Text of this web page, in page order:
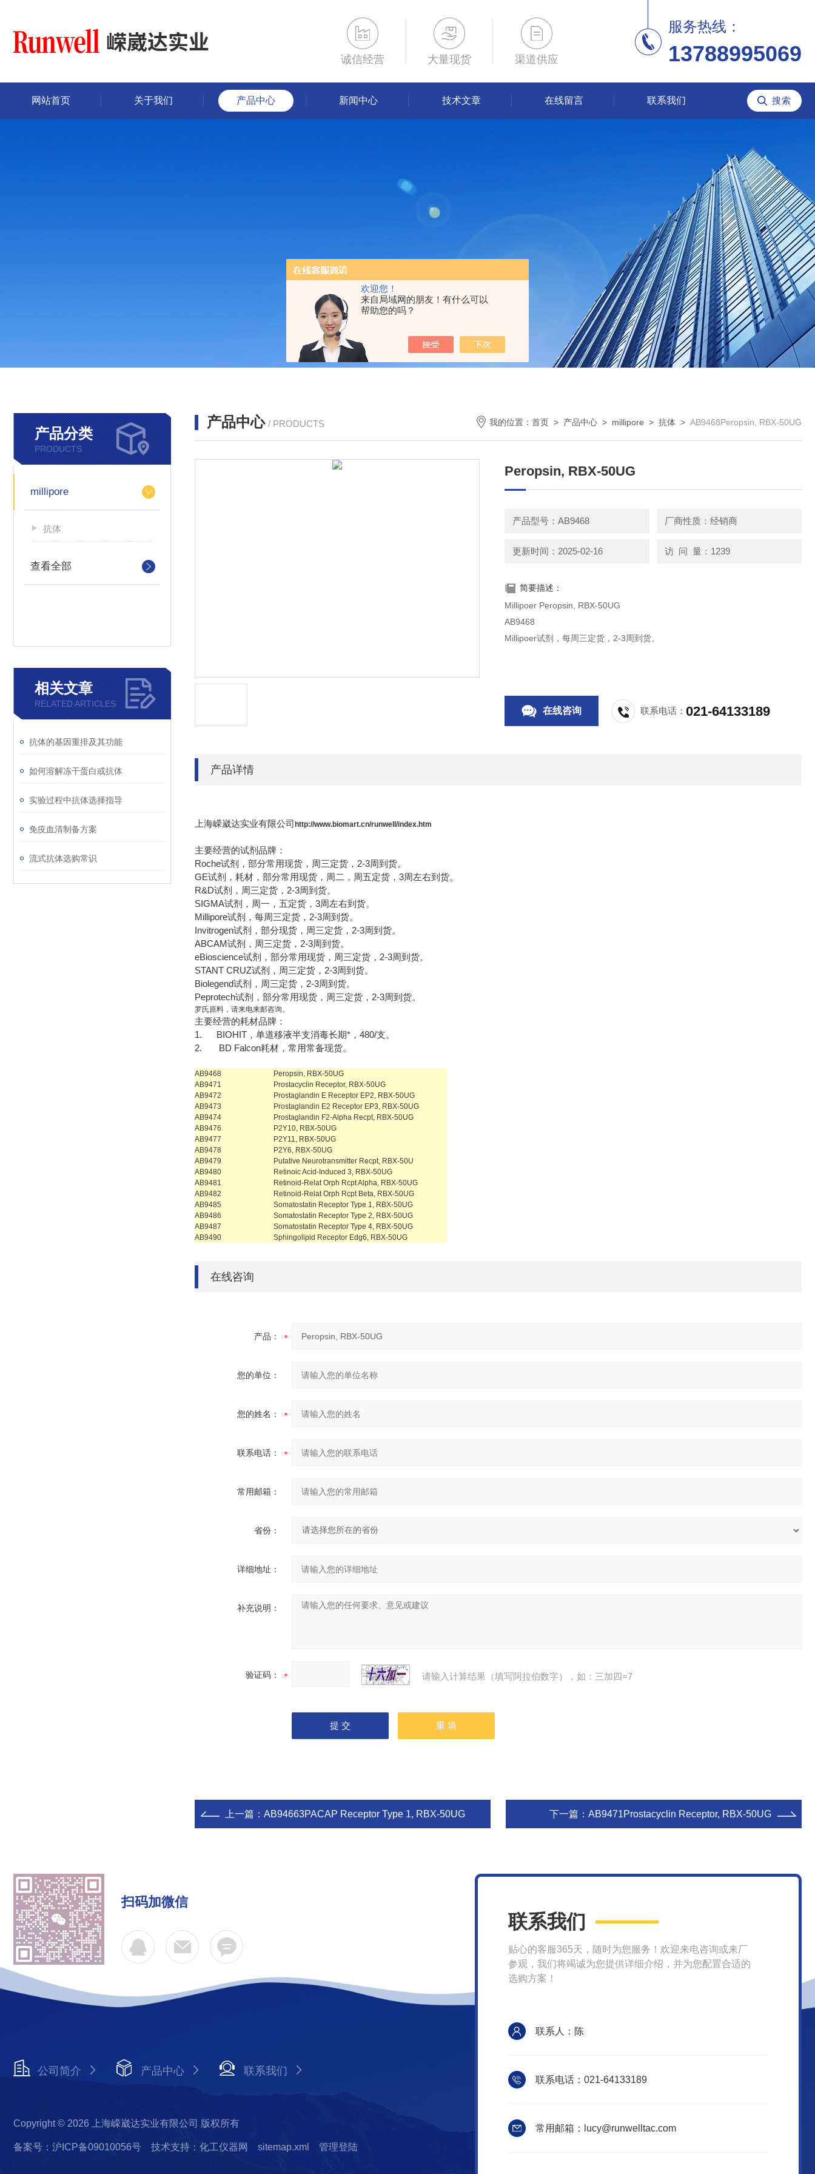
欢迎您！
来自局域网的朋友！有什么可以
帮助您的吗？
诚信经营 大量现货 渠道供应
服务热线：
13788995069
网站首页 关于我们 产品中心 新闻中心 技术文章 在线留言 联系我们
产品分类
PRODUCTS
millipore
抗体
查看全部
相关文章
RELATED ARTICLES
抗体的基因重排及其功能
如何溶解冻干蛋白或抗体
实验过程中抗体选择指导
免疫血清制备方案
流式抗体选购常识
产品中心 / PRODUCTS 我的位置： 首页 > 产品中心 > millipore > 抗体 > AB9468Peropsin, RBX-50UG
Peropsin, RBX-50UG
产品型号：AB9468 厂商性质：经销商
更新时间：2025-02-16 访 问 量：1239
简要描述：
Millipoer Peropsin, RBX-50UG
AB9468
Millipoer试剂，每周三定货，2-3周到货。
在线咨询 联系电话：021-64133189
产品详情
上海嵘崴达实业有限公司 http://www.biomart.cn/runwell/index.htm
主要经营的试剂品牌：
Roche试剂，部分常用现货，周三定货，2-3周到货。
GE试剂，耗材，部分常用现货，周二，周五定货，3周左右到货。
R&D试剂，周三定货，2-3周到货。
SIGMA试剂，周一，五定货，3周左右到货。
Millipore试剂，每周三定货，2-3周到货。
Invitrogen试剂，部分现货，周三定货，2-3周到货。
ABCAM试剂，周三定货，2-3周到货。
eBioscience试剂，部分常用现货，周三定货，2-3周到货。
STANT CRUZ试剂，周三定货，2-3周到货。
Biolegend试剂，周三定货，2-3周到货。
Peprotech试剂，部分常用现货，周三定货，2-3周到货。
罗氏原料，请来电来邮咨询。
主要经营的耗材品牌：
1. BIOHIT ，单道移液半支消毒长期*， 480/支。
2. BD Falcon耗材，常用常备现货。
AB9468
Peropsin, RBX-50UG
AB9471
Prostacyclin Receptor, RBX-50UG
AB9472
Prostaglandin E Receptor EP2, RBX-50UG
AB9473
Prostaglandin E2 Receptor EP3, RBX-50UG
AB9474
Prostaglandin F2-Alpha Recpt, RBX-50UG
AB9476
P2Y10, RBX-50UG
AB9477
P2Y11, RBX-50UG
AB9478
P2Y6, RBX-50UG
AB9479
Putative Neurotransmitter Recpt, RBX-50U
AB9480
Retinoic Acid-Induced 3, RBX-50UG
AB9481
Retinoid-Relat Orph Rcpt Alpha, RBX-50UG
AB9482
Retinoid-Relat Orph Rcpt Beta, RBX-50UG
AB9485
Somatostatin Receptor Type 1, RBX-50UG
AB9486
Somatostatin Receptor Type 2, RBX-50UG
AB9487
Somatostatin Receptor Type 4, RBX-50UG
AB9490
Sphingolipid Receptor Edg6, RBX-50UG
在线咨询
产品：
您的单位：
您的姓名：
联系电话：
常用邮箱：
省份：
详细地址：
补充说明：
验证码： 请输入计算结果（填写阿拉伯数字），如：三加四=7
上一篇： AB94663PACAP Receptor Type 1, RBX-50UG 下一篇： AB9471Prostacyclin Receptor, RBX-50UG
扫码加微信
公司简介 产品中心 联系我们
Copyright © 2026 上海嵘崴达实业有限公司 版权所有
备案号：沪ICP备09010056号 技术支持：化工仪器网 sitemap.xml 管理登陆
联系我们
贴心的客服365天，随时为您服务！欢迎来电咨询或来厂
参观，我们将竭诚为您提供详细介绍，并为您配置合适的
选购方案！
联系人：陈
联系电话：021-64133189
常用邮箱：lucy@runwelltac.com